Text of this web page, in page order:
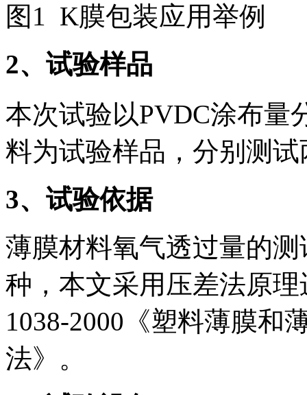
图1 K膜包装应用举例
2、试验样品
本次试验以PVDC涂布量
料为试验样品，分别测
3、试验依据
薄膜材料氧气透过量的
种，本文采用压差法原
1038-2000《塑料薄膜和
法》。